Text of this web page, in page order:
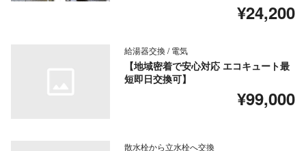
¥24,200
給湯器交換 / 電気
【地域密着で安心対応 エコキュート最
短即日交換可】
¥99,000
散水栓から立水栓へ交換